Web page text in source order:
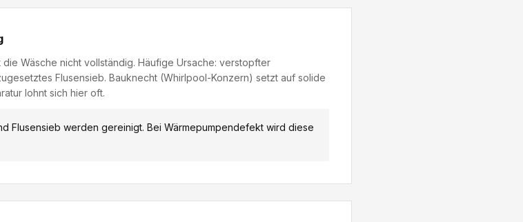
Wäsche nicht vollständig. Häufige Ursache: verstopfter
Flusensieb. Bauknecht (Whirlpool-Konzern) setzt auf solide
lohnt sich hier oft.
Flusensieb werden gereinigt. Bei Wärmepumpendefekt wird diese